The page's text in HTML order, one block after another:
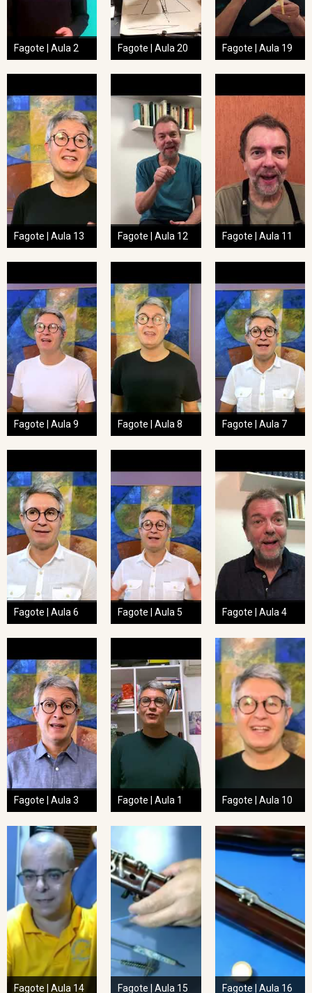
Fagote | Aula 2 Fagote | Aula 20 Fagote | Aula 19
Fagote | Aula 13 Fagote | Aula 12 Fagote | Aula 11
Fagote | Aula 9 Fagote | Aula 8 Fagote | Aula 7
Fagote | Aula 6 Fagote | Aula 5 Fagote | Aula 4
Fagote | Aula 3 Fagote | Aula 1 Fagote | Aula 10
Fagote | Aula 14 Fagote | Aula 15 Fagote | Aula 16